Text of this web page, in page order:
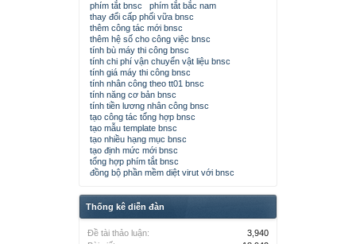
phím tắt bnsc
phím tắt bắc nam
thay đổi cấp phối vữa bnsc
thêm công tác mới bnsc
thêm hệ số cho công việc bnsc
tính bù máy thi công bnsc
tính chi phí vận chuyển vật liệu bnsc
tính giá máy thi công bnsc
tính nhân công theo tt01 bnsc
tính năng cơ bản bnsc
tính tiền lương nhân công bnsc
tạo công tác tổng hợp bnsc
tạo mẫu template bnsc
tạo nhiều hạng mục bnsc
tạo định mức mới bnsc
tổng hợp phím tắt bnsc
đồng bộ phần mềm diệt virut với bnsc
Thống kê diễn đàn
Đề tài thảo luận:
3,940